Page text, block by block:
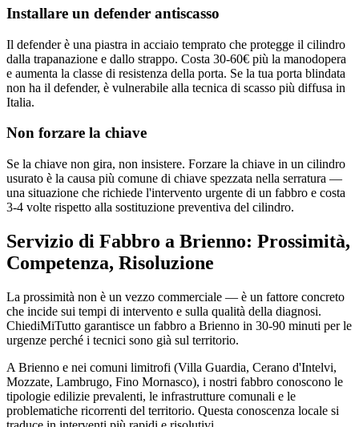
Installare un defender antiscasso
Il defender è una piastra in acciaio temprato che protegge il cilindro
dalla trapanazione e dallo strappo. Costa 30-60€ più la manodopera
e aumenta la classe di resistenza della porta. Se la tua porta blindata
non ha il defender, è vulnerabile alla tecnica di scasso più diffusa in
Italia.
Non forzare la chiave
Se la chiave non gira, non insistere. Forzare la chiave in un cilindro
usurato è la causa più comune di chiave spezzata nella serratura —
una situazione che richiede l'intervento urgente di un fabbro e costa
3-4 volte rispetto alla sostituzione preventiva del cilindro.
Servizio di Fabbro a Brienno: Prossimità,
Competenza, Risoluzione
La prossimità non è un vezzo commerciale — è un fattore concreto
che incide sui tempi di intervento e sulla qualità della diagnosi.
ChiediMiTutto garantisce un fabbro a Brienno in 30-90 minuti per le
urgenze perché i tecnici sono già sul territorio.
A Brienno e nei comuni limitrofi (Villa Guardia, Cerano d'Intelvi,
Mozzate, Lambrugo, Fino Mornasco), i nostri fabbro conoscono le
tipologie edilizie prevalenti, le infrastrutture comunali e le
problematiche ricorrenti del territorio. Questa conoscenza locale si